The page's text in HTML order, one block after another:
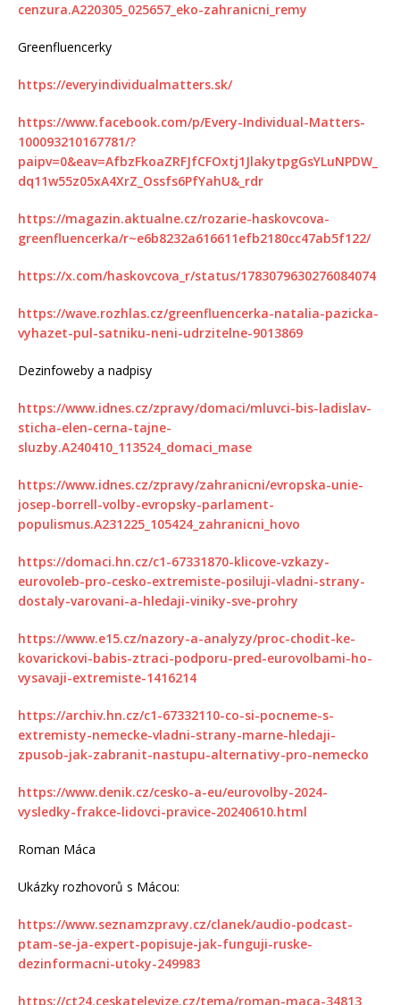
cenzura.A220305_025657_eko-zahranicni_remy
Greenfluencerky
https://everyindividualmatters.sk/
https://www.facebook.com/p/Every-Individual-Matters-
100093210167781/?
paipv=0&eav=AfbzFkoaZRFJfCFOxtj1JlakytpgGsYLuNPDW_
dq11w55z05xA4XrZ_Ossfs6PfYahU&_rdr
https://magazin.aktualne.cz/rozarie-haskovcova-
greenfluencerka/r~e6b8232a616611efb2180cc47ab5f122/
https://x.com/haskovcova_r/status/1783079630276084074
https://wave.rozhlas.cz/greenfluencerka-natalia-pazicka-
vyhazet-pul-satniku-neni-udrzitelne-9013869
Dezinfoweby a nadpisy
https://www.idnes.cz/zpravy/domaci/mluvci-bis-ladislav-
sticha-elen-cerna-tajne-
sluzby.A240410_113524_domaci_mase
https://www.idnes.cz/zpravy/zahranicni/evropska-unie-
josep-borrell-volby-evropsky-parlament-
populismus.A231225_105424_zahranicni_hovo
https://domaci.hn.cz/c1-67331870-klicove-vzkazy-
eurovoleb-pro-cesko-extremiste-posiluji-vladni-strany-
dostaly-varovani-a-hledaji-viniky-sve-prohry
https://www.e15.cz/nazory-a-analyzy/proc-chodit-ke-
kovarickovi-babis-ztraci-podporu-pred-eurovolbami-ho-
vysavaji-extremiste-1416214
https://archiv.hn.cz/c1-67332110-co-si-pocneme-s-
extremisty-nemecke-vladni-strany-marne-hledaji-
zpusob-jak-zabranit-nastupu-alternativy-pro-nemecko
https://www.denik.cz/cesko-a-eu/eurovolby-2024-
vysledky-frakce-lidovci-pravice-20240610.html
Roman Máca
Ukázky rozhovorů s Mácou:
https://www.seznamzpravy.cz/clanek/audio-podcast-
ptam-se-ja-expert-popisuje-jak-funguji-ruske-
dezinformacni-utoky-249983
https://ct24.ceskatelevize.cz/tema/roman-maca-34813